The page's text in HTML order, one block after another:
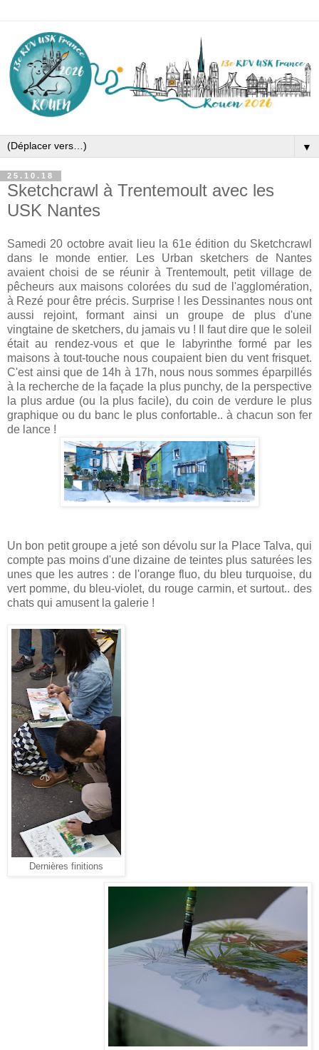
▼
25.10.18
Sketchcrawl à Trentemoult avec les
USK Nantes
Samedi 20 octobre avait lieu la 61e édition du Sketchcrawl
dans le monde entier. Les Urban sketchers de Nantes
avaient choisi de se réunir à Trentemoult, petit village de
pêcheurs aux maisons colorées du sud de l'agglomération,
à Rezé pour être précis. Surprise ! les Dessinantes nous ont
aussi rejoint, formant ainsi un groupe de plus d'une
vingtaine de sketchers, du jamais vu ! Il faut dire que le soleil
était au rendez-vous et que le labyrinthe formé par les
maisons à tout-touche nous coupaient bien du vent frisquet.
C'est ainsi que de 14h à 17h, nous nous sommes éparpillés
à la recherche de la façade la plus punchy, de la perspective
la plus ardue (ou la plus facile), du coin de verdure le plus
graphique ou du banc le plus confortable.. à chacun son fer
de lance !
Un bon petit groupe a jeté son dévolu sur la Place Talva, qui
compte pas moins d'une dizaine de teintes plus saturées les
unes que les autres : de l'orange fluo, du bleu turquoise, du
vert pomme, du bleu-violet, du rouge carmin, et surtout.. des
chats qui amusent la galerie !
Dernières finitions